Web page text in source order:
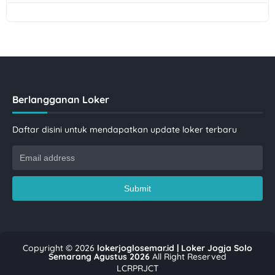
Berlangganan Loker
Daftar disini untuk mendapatkan update loker terbaru
Copyright © 2026 lokerjoglosemar.id | Loker Jogja Solo
Semarang Agustus 2026 All Right Reserved
LCRPRJCT